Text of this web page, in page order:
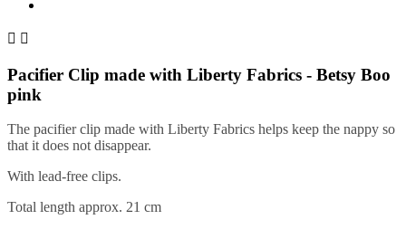
 
Pacifier Clip made with Liberty Fabrics - Betsy Boo
pink
The pacifier clip made with Liberty Fabrics helps keep the nappy so
that it does not disappear.
With lead-free clips.
Total length approx. 21 cm